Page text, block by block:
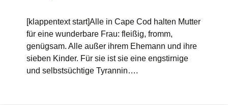
[klappentext start]Alle in Cape Cod halten Mutter
für eine wunderbare Frau: fleißig, fromm,
genügsam. Alle außer ihrem Ehemann und ihre
sieben Kinder. Für sie ist sie eine engstirnige
und selbstsüchtige Tyrannin….